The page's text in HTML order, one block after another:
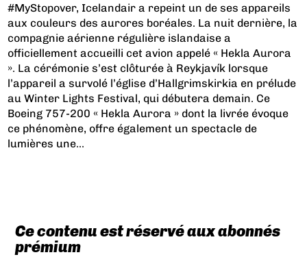
#MyStopover, Icelandair a repeint un de ses appareils
aux couleurs des aurores boréales. La nuit dernière, la
compagnie aérienne régulière islandaise a
officiellement accueilli cet avion appelé « Hekla Aurora
». La cérémonie s’est clôturée à Reykjavík lorsque
l’appareil a survolé l’église d’Hallgrimskirkia en prélude
au Winter Lights Festival, qui débutera demain. Ce
Boeing 757-200 « Hekla Aurora » dont la livrée évoque
ce phénomène, offre également un spectacle de
lumières une...
Ce contenu est réservé aux abonnés
prémium